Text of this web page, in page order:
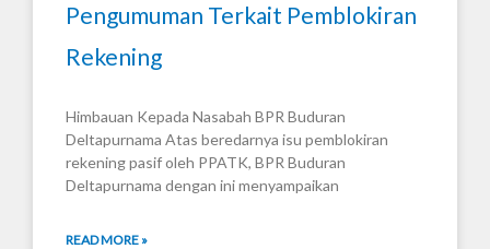
Pengumuman Terkait Pemblokiran
Rekening
Himbauan Kepada Nasabah BPR Buduran
Deltapurnama Atas beredarnya isu pemblokiran
rekening pasif oleh PPATK, BPR Buduran
Deltapurnama dengan ini menyampaikan
READ MORE »